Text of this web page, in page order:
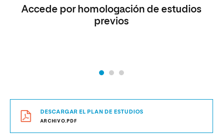
Accede por homologación de estudios
previos
DESCARGAR EL PLAN DE ESTUDIOS
ARCHIVO.PDF